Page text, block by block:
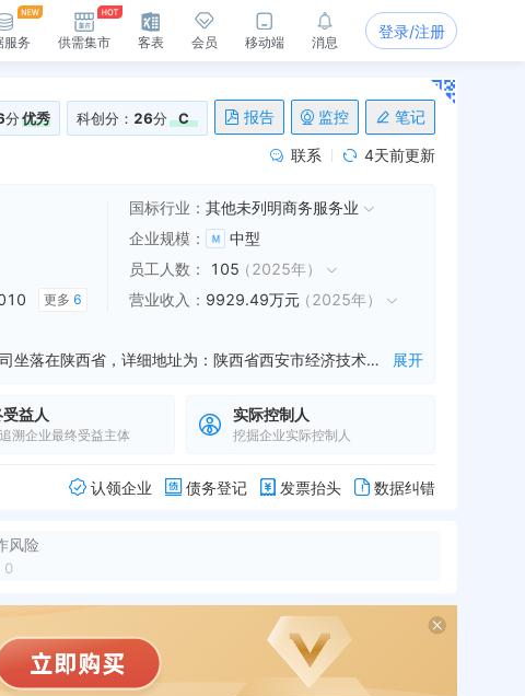
服务 供需集市 客表 会员 移动端 消息
登录/注册
分优秀 科创分： 26分 C 报告 监控 笔记
联系 4天前更新
更多 6
国标行业： 其他未列明商务服务业
企业规模 ：
中型
员工人数 ： 105（2025年）
营业收入 ： 9929.49万元（2025年）
西安未央保安服务有限公司是一家从事咨询服务,系统监控服务,开锁服务等业务的公司，成立于1992年08月04日，公司坐落在陕西省，详细地址为：陕西省西安市经济技术开发区明光路明丰伯马都A座10层11010室;经国家企业信用信息公示系统查询得知，西安未央保安服务有限公司的信用代码/税号为91610132220886851Y，法人是薛鸣，注册资本为2000.000000万人民币，企业的经营范围为:一般项目：安全咨询服务；安全系统监控服务；专业开锁服务；安防设备销售；安全技术防范系统设计施工服务；物业管理；专用设备修理；专业保洁、清洗、消毒服务；办公设备租赁服务；特种设备出租；机械设备租赁；人力资源服务（不含职业中介活动、劳务派遣服务）。（除依法须经批准的项目外，凭营业执照依法自主开展经营活动）许可项目：保安服务；职业中介活动。（依法须经批准的项目，经相关部门批准后方可开展经营活动，具体经营项目以审批结果为准） 展开
益人
溯企业最终受益主体
实际控制人
挖掘企业实际控制人
认领企业 债务登记 发票抬头 数据纠错
风险
0